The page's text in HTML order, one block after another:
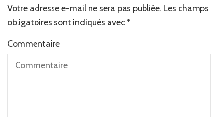
Votre adresse e-mail ne sera pas publiée. Les champs
obligatoires sont indiqués avec *
Commentaire